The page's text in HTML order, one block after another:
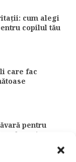
cum alegi
copilul tău
care fac
pentru
ce donezi